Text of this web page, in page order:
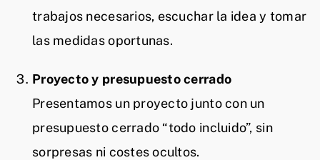
trabajos necesarios, escuchar la idea y tomar
las medidas oportunas.
Proyecto y presupuesto cerrado
Presentamos un proyecto junto con un
presupuesto cerrado “todo incluido”, sin
sorpresas ni costes ocultos.